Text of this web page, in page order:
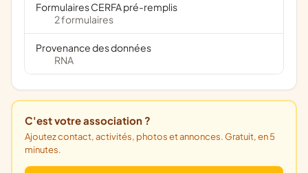
Formulaires CERFA pré-remplis
2 formulaires
Provenance des données
RNA
C'est votre association ?
Ajoutez contact, activités, photos et annonces. Gratuit, en 5
minutes.